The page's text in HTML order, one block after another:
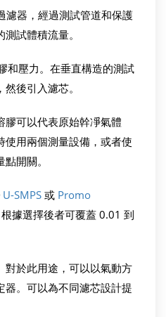
濾器，經過測試管道和保護
試體積流量。
和壓力。在垂直構造的測試
後引入濾芯。
膠可以代表原始幹凈氣體
使用兩個測量設備，或者使
開關。
U-SMPS 或 Promo
據選擇後者可覆蓋 0.01 到
對於此用途，可以以氣動方
器。可以為不同濾芯設計提